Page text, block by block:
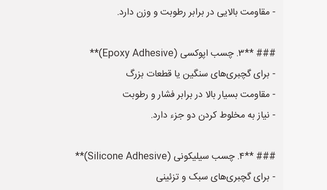
- مقاومت بالایی در برابر رطوبت و وزن دارد.
### **۳. چسب اپوکسی (Epoxy Adhesive)**
- برای گچبری‌های سنگین یا قطعات بزرگ
- مقاومت بسیار بالا در برابر فشار و رطوبت
- نیاز به مخلوط کردن دو جزء دارد.
### **۴. چسب سیلیکونی (Silicone Adhesive)**
- برای گچبری‌های سبک و تزئینی